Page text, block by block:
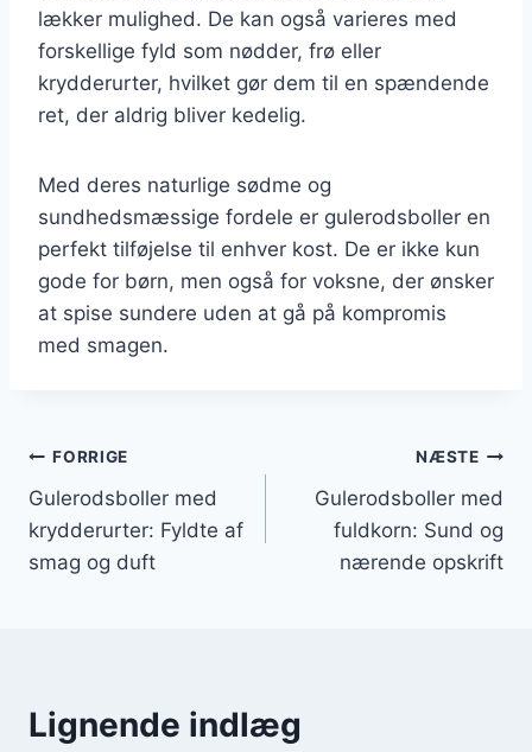
lækker mulighed. De kan også varieres med
forskellige fyld som nødder, frø eller
krydderurter, hvilket gør dem til en spændende
ret, der aldrig bliver kedelig.
Med deres naturlige sødme og
sundhedsmæssige fordele er gulerodsboller en
perfekt tilføjelse til enhver kost. De er ikke kun
gode for børn, men også for voksne, der ønsker
at spise sundere uden at gå på kompromis
med smagen.
Indlægsnavigation
FORRIGE
Gulerodsboller med
krydderurter: Fyldte af
smag og duft
NÆSTE
Gulerodsboller med
fuldkorn: Sund og
nærende opskrift
Lignende indlæg